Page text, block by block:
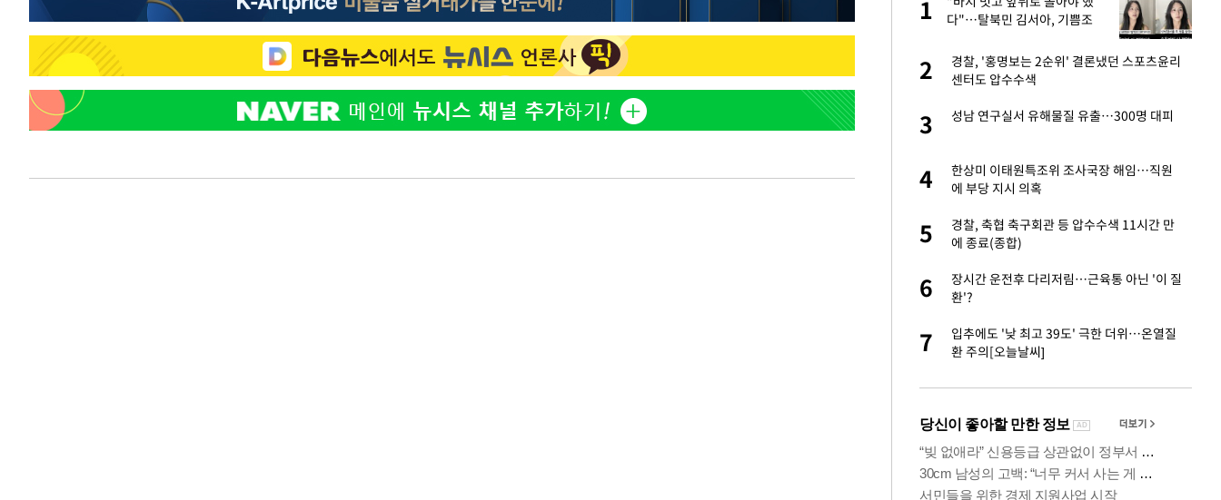
틀 만에 발견"
2
재는 내부 지침 준수"
3
김지수, '여행사 대표' 변신 근황 "가볼 만하
니…"
4
1
다"…탈북민 김서아, 기쁨조
2
경찰, '홍명보는 2순위' 결론냈던 스포츠윤리
센터도 압수수색
3 성남 연구실서 유해물질 유출…300명 대피
4
한상미 이태원특조위 조사국장 해임…직원
에 부당 지시 의혹
5
경찰, 축협 축구회관 등 압수수색 11시간 만
에 종료(종합)
6
장시간 운전후 다리저림…근육통 아닌 '이 질
환'?
7
입추에도 '낮 최고 39도' 극한 더위…온열질
환 주의[오늘날씨]